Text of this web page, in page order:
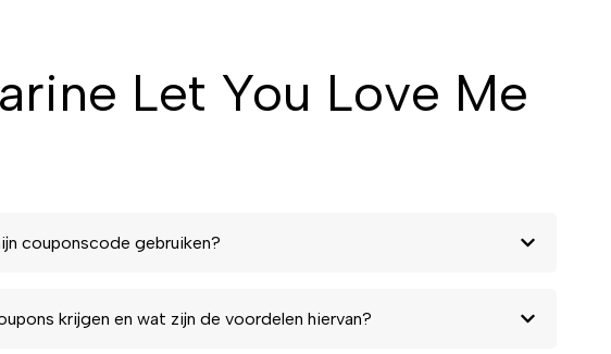
Let You Love Me
couponscode gebruiken?
krijgen en wat zijn de voordelen hiervan?